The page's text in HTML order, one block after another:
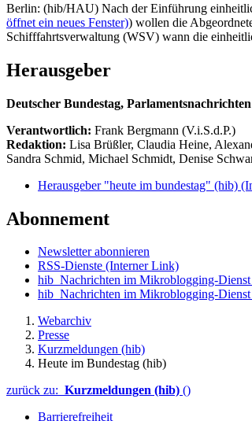
Berlin: (hib/HAU) Nach der Einführung
öffnet ein neues Fenster)) wollen die
Schifffahrtsverwaltung (WSV) wann die
Herausgeber
Deutscher Bundestag, Parlamentsnachrichten
Verantwortlich: Frank Bergmann (V.i.S.d.P.)
Redaktion: Lisa Brüßler, Claudia Heine,
Sandra Schmid, Michael Schmidt, Denise
Herausgeber "heute im bundestag" (hib)
Abonnement
Newsletter abonnieren
RSS-Dienste (Interner Link)
hib_Nachrichten im Mikroblogging-
hib_Nachrichten im Mikroblogging-
Webarchiv
Presse
Kurzmeldungen (hib)
Heute im Bundestag (hib)
zurück zu: Kurzmeldungen (hib) ()
Barrierefreiheit